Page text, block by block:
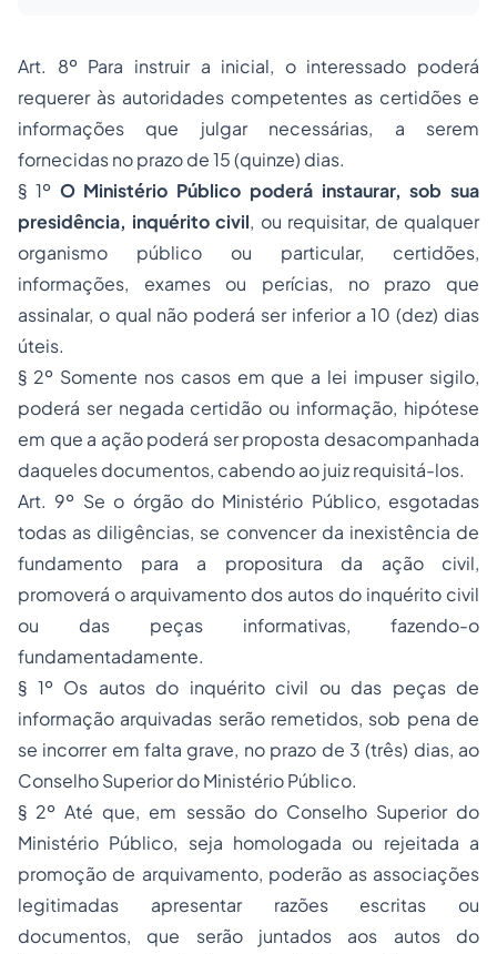
Art. 8º Para instruir a inicial, o interessado poderá
requerer às autoridades competentes as certidões e
informações que julgar necessárias, a serem
fornecidas no prazo de 15 (quinze) dias.
§ 1º O Ministério Público poderá instaurar, sob sua
presidência, inquérito civil, ou requisitar, de qualquer
organismo público ou particular, certidões,
informações, exames ou perícias, no prazo que
assinalar, o qual não poderá ser inferior a 10 (dez) dias
úteis.
§ 2º Somente nos casos em que a lei impuser sigilo,
poderá ser negada certidão ou informação, hipótese
em que a ação poderá ser proposta desacompanhada
daqueles documentos, cabendo ao juiz requisitá-los.
Art. 9º Se o órgão do Ministério Público, esgotadas
todas as diligências, se convencer da inexistência de
fundamento para a propositura da ação civil,
promoverá o arquivamento dos autos do inquérito civil
ou das peças informativas, fazendo-o
fundamentadamente.
§ 1º Os autos do inquérito civil ou das peças de
informação arquivadas serão remetidos, sob pena de
se incorrer em falta grave, no prazo de 3 (três) dias, ao
Conselho Superior do Ministério Público.
§ 2º Até que, em sessão do Conselho Superior do
Ministério Público, seja homologada ou rejeitada a
promoção de arquivamento, poderão as associações
legitimadas apresentar razões escritas ou
documentos, que serão juntados aos autos do